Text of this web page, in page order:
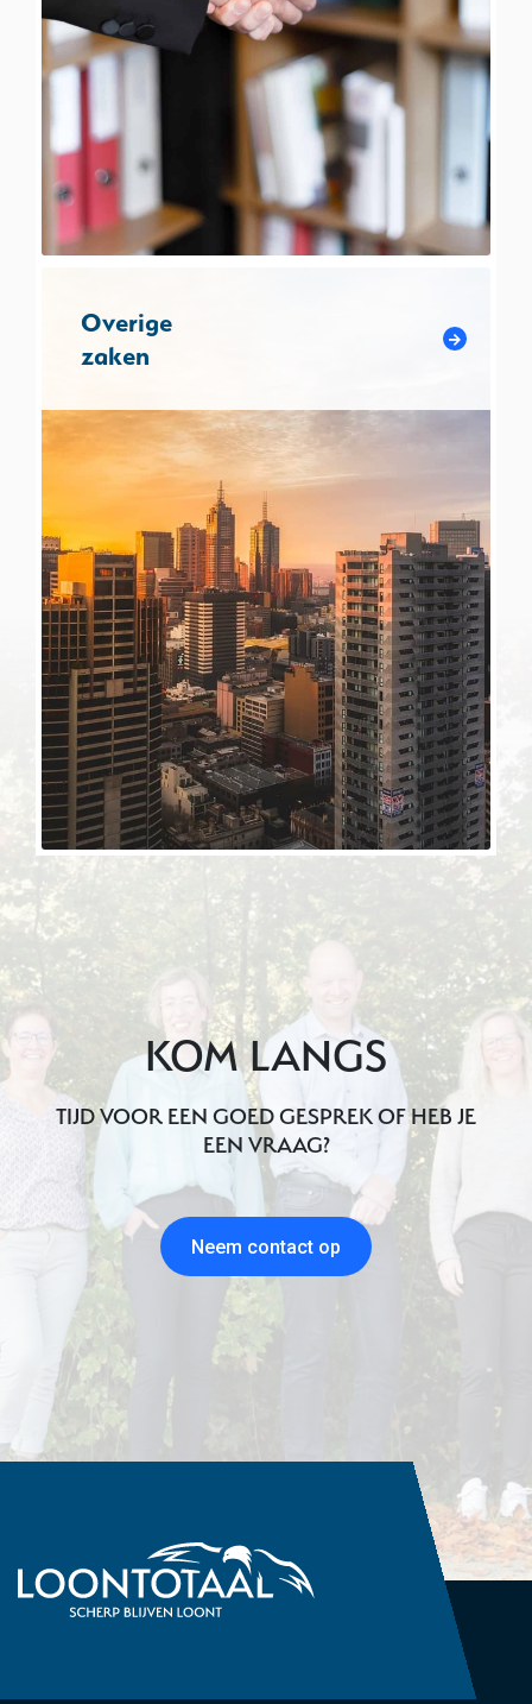
Overige
zaken
KOM LANGS
TIJD VOOR EEN GOED GESPREK OF HEB JE
EEN VRAAG?
Neem contact op